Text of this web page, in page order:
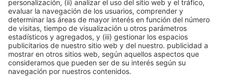
Siguiente
“Los principales retos de futuro del sector serán
la digitalización, la incorporación de la IA, la
eficiencia energética y la seguridad”